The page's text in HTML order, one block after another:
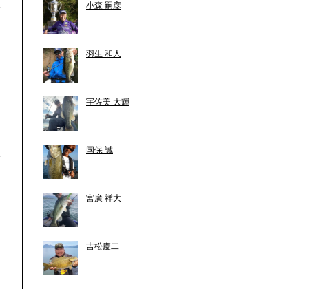
小森 嗣彦
羽生 和人
宇佐美 大輝
国保 誠
宮廣 祥大
吉松慶二